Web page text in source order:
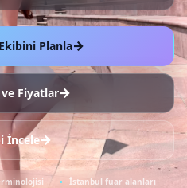
Planla→
Fiyatlar→
İncele→
İstanbul fuar alanları